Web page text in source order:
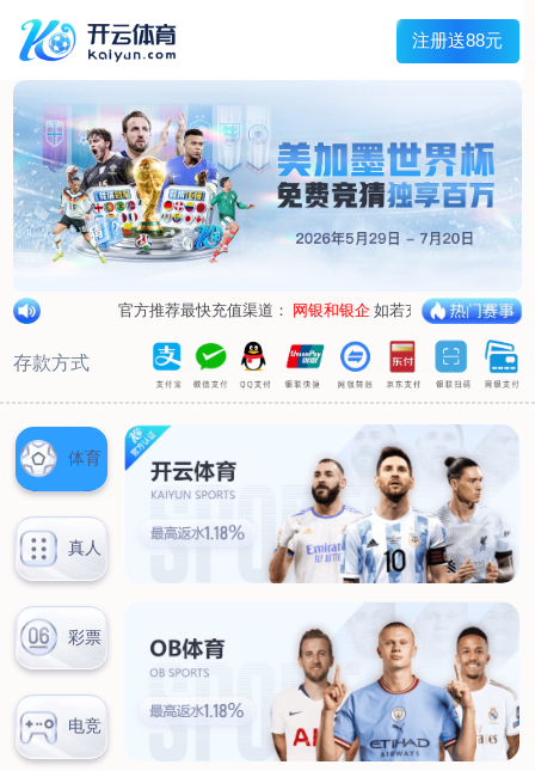
Menu
网站首页
关于我们
产品中心
荣誉资质
厂区设备
人才招聘
新闻中心
销售网点